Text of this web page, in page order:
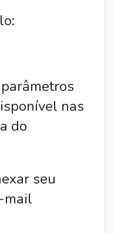
nas
do
mail